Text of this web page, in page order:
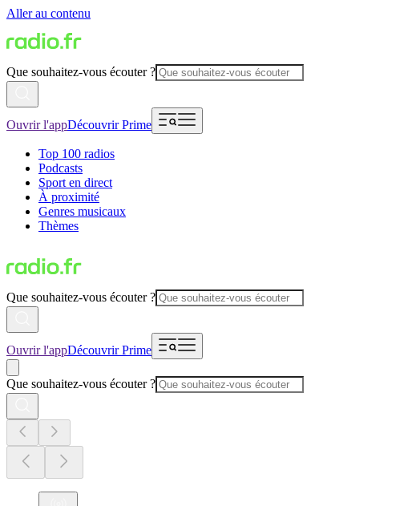
Aller au contenu
Que souhaitez-vous écouter ?
Ouvrir l'appDécouvrir Prime
Top 100 radios
Podcasts
Sport en direct
À proximité
Genres musicaux
Thèmes
Que souhaitez-vous écouter ?
Ouvrir l'appDécouvrir Prime
Que souhaitez-vous écouter ?